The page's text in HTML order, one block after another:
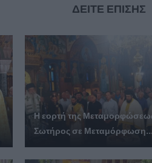
ΔΕΙΤΕ ΕΠΙΣΗΣ
Η εορτή της
Σωτήρος σε Μεταμόρφωση...